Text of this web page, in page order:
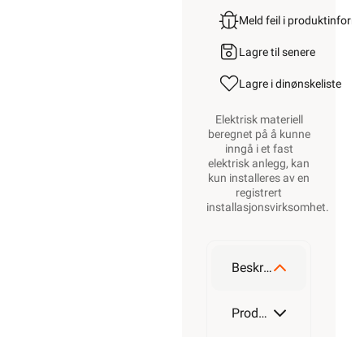
Meld feil i
Lagre til senere
Lagre i dinønskeliste
Elektrisk materiell
beregnet på å kunne
inngå i et fast
elektrisk anlegg, kan
kun installeres av en
registrert
installasjonsvirksomhet.
Beskrivelse
Produktdetaljer